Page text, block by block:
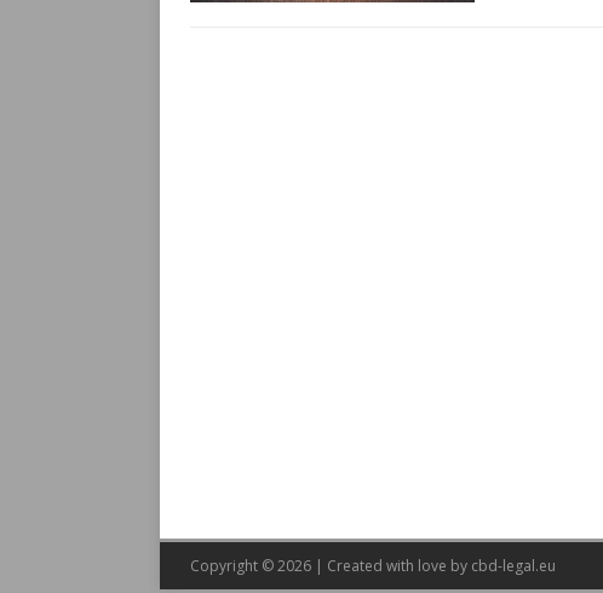
Copyright © 2026 | Created with love by cbd-legal.eu